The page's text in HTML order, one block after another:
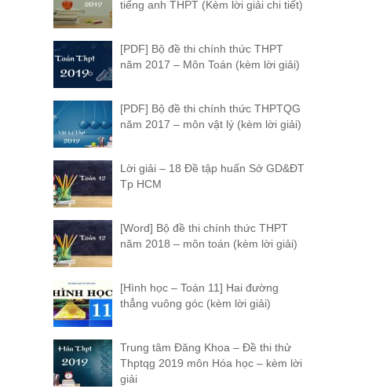
tiếng anh THPT (Kèm lời giải chi tiết)
[PDF] Bộ đề thi chính thức THPT
năm 2017 – Môn Toán (kèm lời giải)
[PDF] Bộ đề thi chính thức THPTQG
năm 2017 – môn vật lý (kèm lời giải)
Lời giải – 18 Đề tập huấn Sở GD&ĐT
Tp HCM
[Word] Bộ đề thi chính thức THPT
năm 2018 – môn toán (kèm lời giải)
[Hình học – Toán 11] Hai đường
thẳng vuông góc (kèm lời giải)
Trung tâm Đăng Khoa – Đề thi thử
Thptqg 2019 môn Hóa học – kèm lời
giải